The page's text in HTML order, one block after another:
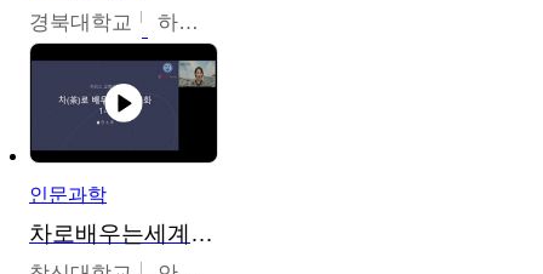
경북대학교 하승완
인문과학
차로배우는세계문화